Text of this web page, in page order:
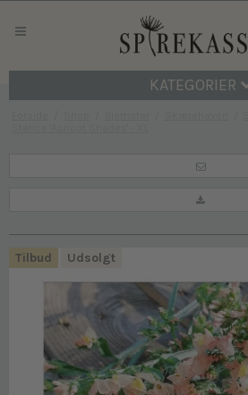
KATEGORIER
Tilbud Udsolgt